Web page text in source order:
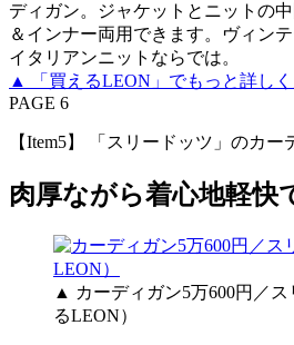
ディガン。ジャケットとニットの
＆インナー両用できます。ヴィン
イタリアンニットならでは。
▲ 「買えるLEON」でもっと詳し
PAGE 6
【Item5】 「スリードッツ」のカー
肉厚ながら着心地軽快
▲ カーディガン5万600円／ス
るLEON）